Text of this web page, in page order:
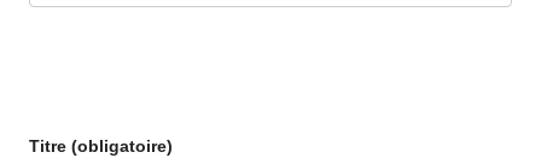
Titre (obligatoire)